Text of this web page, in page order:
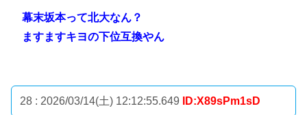
幕末坂本って北大なん？
ますますキヨの下位互換やん
28 : 2026/03/14(土) 12:12:55.649 ID:X89sPm1sD